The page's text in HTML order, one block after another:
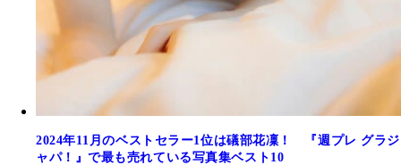
2024年11月のベストセラー1位は礒部花凜！ 『週プレ グラジ
ャパ！』で最も売れている写真集ベスト10